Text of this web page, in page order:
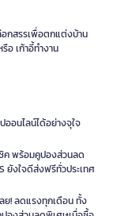
กสรรเพื่อตกแต่งบ้าน
รือ เก้าอี้ทำงาน
อนไลน์ได้อย่างจุใจ
ค พร้อมคูปองส่วนลด
ยังใจดีส่งฟรีทั่วประเทศ
ย! ลดแรงทุกเดือน ทั้ง